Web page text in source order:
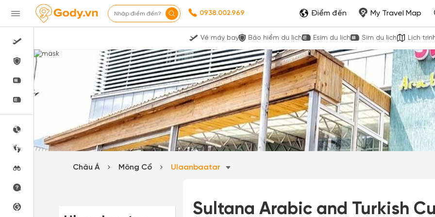
Nhập điểm đến? 0938.002.969 Điểm đến My Travel Map
Vé máy bay Bảo hiểm du lịch Esim du lịch Sim du lịch Lịch
Châu Á Mông Cổ Ulaanbaatar
Sultana Arabic and Turkish